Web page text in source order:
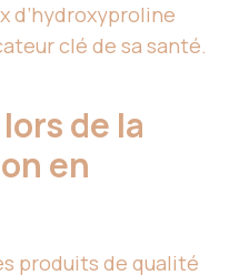
d’hydroxyproline
clé de sa santé.
de la
en
produits de qualité